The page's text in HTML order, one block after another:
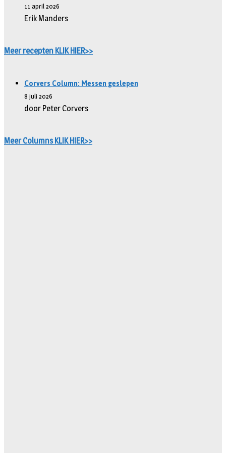
11 april 2026
Erik Manders
Meer recepten KLIK HIER>>
Corvers Column: Messen geslepen
8 juli 2026
door Peter Corvers
Meer Columns KLIK HIER>>